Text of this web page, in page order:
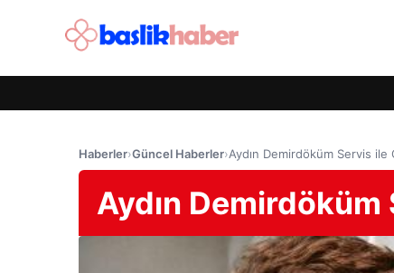
Haberler›Güncel Haberler›Aydın Demirdöküm Servis
Aydın